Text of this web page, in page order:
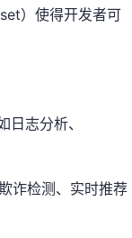
）使得开发者可
志分析、
诈检测、实时推荐